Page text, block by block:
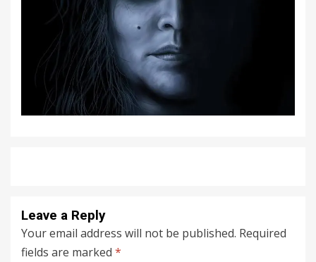
Leave a Reply
Your email address will not be published. Required
fields are marked *